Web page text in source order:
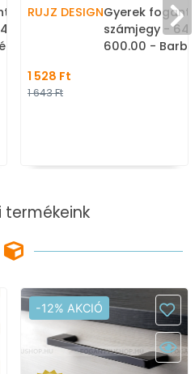
szám, 0
mm -
-
fogantyú
RUJZ DESIGNGyerek
számjegy - 64
600.00 - Barbi
1 528 Ft
1 643 Ft
termékeink
-12% AKCIÓ